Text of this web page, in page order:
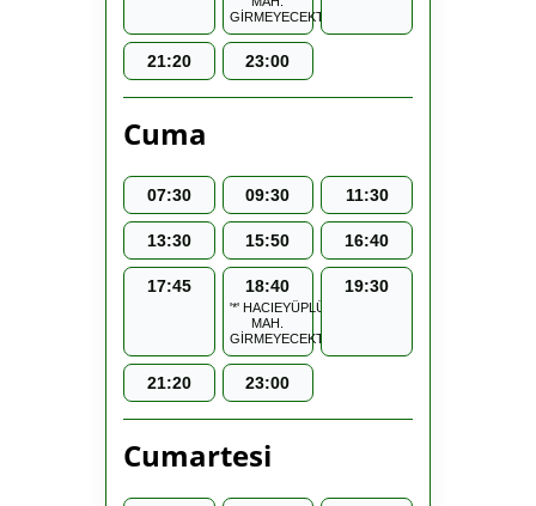
GİRMEYECEKTİR.
21:20 23:00
Cuma
07:30 09:30 11:30
13:30 15:50 16:40
17:45 18:40
'*' HACIEYÜPLÜ
MAH.
GİRMEYECEKTİR.
19:30
21:20 23:00
Cumartesi